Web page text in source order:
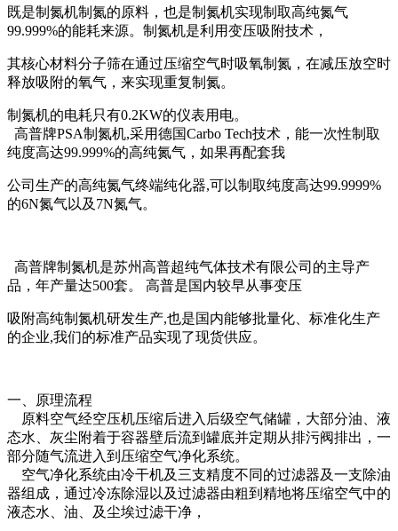
既是制氮机制氮的原料，也是制氮机实现制取高纯氮气
99.999%的能耗来源。制氮机是利用变压吸附技术，
其核心材料分子筛在通过压缩空气时吸氧制氮，在减压放空时
释放吸附的氧气，来实现重复制氮。
制氮机的电耗只有0.2KW的仪表用电。
高普牌PSA制氮机,采用德国Carbo Tech技术，能一次性制取
纯度高达99.999%的高纯氮气，如果再配套我
公司生产的高纯氮气终端纯化器,可以制取纯度高达99.9999%
的6N氮气以及7N氮气。
高普牌制氮机是苏州高普超纯气体技术有限公司的主导产
品，年产量达500套。 高普是国内较早从事变压
吸附高纯制氮机研发生产,也是国内能够批量化、标准化生产
的企业,我们的标准产品实现了现货供应。
一、原理流程
原料空气经空压机压缩后进入后级空气储罐，大部分油、液
态水、灰尘附着于容器壁后流到罐底并定期从排污阀排出，一
部分随气流进入到压缩空气净化系统。
空气净化系统由冷干机及三支精度不同的过滤器及一支除油
器组成，通过冷冻除湿以及过滤器由粗到精地将压缩空气中的
液态水、油、及尘埃过滤干净，